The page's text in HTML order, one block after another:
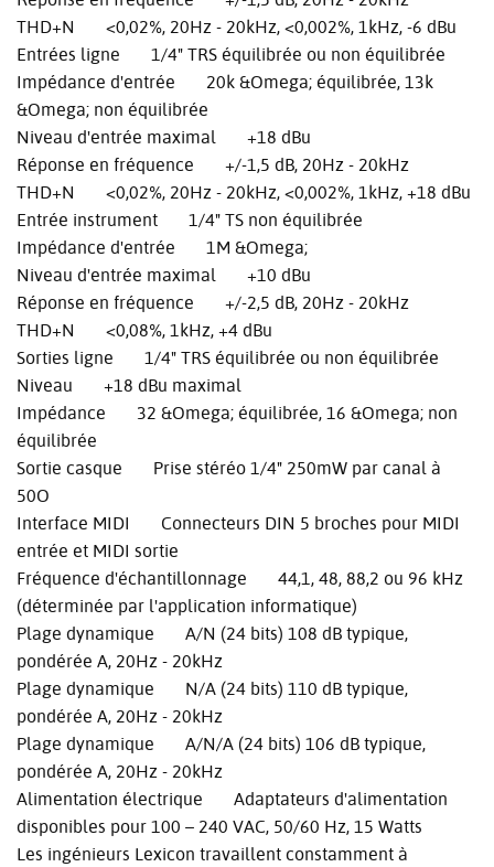
THD+N <0,02%, 20Hz - 20kHz, <0,002%, 1kHz, -6 dBu
Entrées ligne 1/4" TRS équilibrée ou non équilibrée
Impédance d'entrée 20k &Omega; équilibrée, 13k
&Omega; non équilibrée
Niveau d'entrée maximal +18 dBu
Réponse en fréquence +/-1,5 dB, 20Hz - 20kHz
THD+N <0,02%, 20Hz - 20kHz, <0,002%, 1kHz, +18 dBu
Entrée instrument 1/4" TS non équilibrée
Impédance d'entrée 1M &Omega;
Niveau d'entrée maximal +10 dBu
Réponse en fréquence +/-2,5 dB, 20Hz - 20kHz
THD+N <0,08%, 1kHz, +4 dBu
Sorties ligne 1/4" TRS équilibrée ou non équilibrée
Niveau +18 dBu maximal
Impédance 32 &Omega; équilibrée, 16 &Omega; non
équilibrée
Sortie casque Prise stéréo 1/4" 250mW par canal à
50O
Interface MIDI Connecteurs DIN 5 broches pour MIDI
entrée et MIDI sortie
Fréquence d'échantillonnage 44,1, 48, 88,2 ou 96 kHz
(déterminée par l'application informatique)
Plage dynamique A/N (24 bits) 108 dB typique,
pondérée A, 20Hz - 20kHz
Plage dynamique N/A (24 bits) 110 dB typique,
pondérée A, 20Hz - 20kHz
Plage dynamique A/N/A (24 bits) 106 dB typique,
pondérée A, 20Hz - 20kHz
Alimentation électrique Adaptateurs d'alimentation
disponibles pour 100 – 240 VAC, 50/60 Hz, 15 Watts
Les ingénieurs Lexicon travaillent constamment à